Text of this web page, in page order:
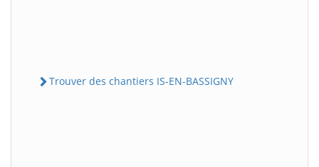
Trouver des chantiers IS-EN-BASSIGNY